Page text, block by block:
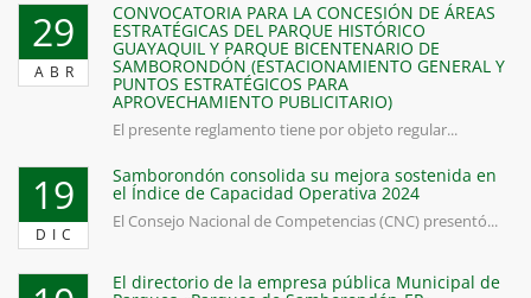
29
ABR
CONVOCATORIA PARA LA CONCESIÓN DE ÁREAS
ESTRATÉGICAS DEL PARQUE HISTÓRICO
GUAYAQUIL Y PARQUE BICENTENARIO DE
SAMBORONDÓN (ESTACIONAMIENTO GENERAL Y
PUNTOS ESTRATÉGICOS PARA
APROVECHAMIENTO PUBLICITARIO)
El presente reglamento tiene por objeto regular...
19
DIC
Samborondón consolida su mejora sostenida en
el Índice de Capacidad Operativa 2024
El Consejo Nacional de Competencias (CNC) presentó...
El directorio de la empresa pública Municipal de